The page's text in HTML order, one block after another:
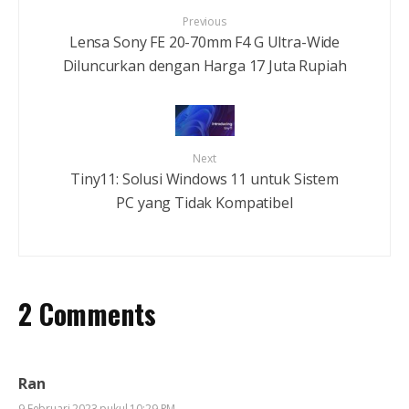
Previous
Lensa Sony FE 20-70mm F4 G Ultra-Wide
Diluncurkan dengan Harga 17 Juta Rupiah
Next
Tiny11: Solusi Windows 11 untuk Sistem
PC yang Tidak Kompatibel
2 Comments
Ran